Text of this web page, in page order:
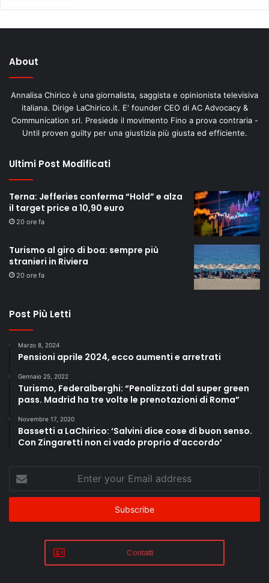
About
Annalisa Chirico è una giornalista, saggista e opinionista televisiva
italiana. Dirige LaChirico.it. E' founder CEO di AC Advocacy &
Communication srl. Presiede il movimento Fino a prova contraria -
Until proven guilty per una giustizia più giusta ed efficiente.
Ultimi Post Modificati
Terna: Jefferies conferma “Hold” e alza
il target price a 10,90 euro
20 ore fa
Turismo al giro di boa: sempre più
stranieri in Riviera
20 ore fa
Post Più Letti
Marzo 8, 2024
Pensioni aprile 2024, ecco aumenti e arretrati
Gennaio 25, 2022
Turismo, Federalberghi: “Penalizzati dal super green
pass. Madrid ha tre volte le prenotazioni di Roma”
Novembre 17, 2020
Bassetti a LaChirico: ‘Salvini dice cose di buon senso.
Con Zingaretti non ci vado proprio d’accordo’
Enter
your
Email
Contatti